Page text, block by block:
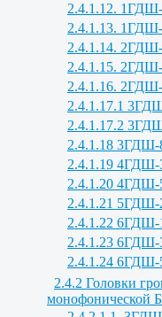
2.4.1.12.
2.4.1.13.
2.4.1.14.
2.4.1.15.
2.4.1.16.
2.4.1.17.1
2.4.1.17.2
2.4.1.18 3ГДШ-
2.4.1.19
2.4.1.20 4ГДШ-
2.4.1.21 5ГДШ-
2.4.1.22 6ГДШ-
2.4.1.23 6ГДШ-
2.4.1.24
2.4.2 Головки
монофонической